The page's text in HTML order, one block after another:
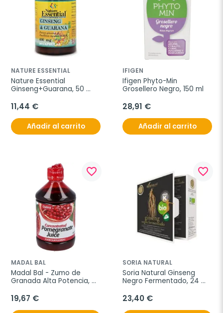
NATURE ESSENTIAL
Nature Essential
Ginseng+Guarana, 50
11,44 €
Añadir al carrito
IFIGEN
Ifigen Phyto-Min
Grosellero Negro, 150 ml
28,91 €
Añadir al carrito
favorite_border
MADAL BAL
Madal Bal - Zumo de
Granada Alta Potencia,
19,67 €
favorite_border
SORIA NATURAL
Soria Natural Ginseng
Negro Fermentado, 24
23,40 €